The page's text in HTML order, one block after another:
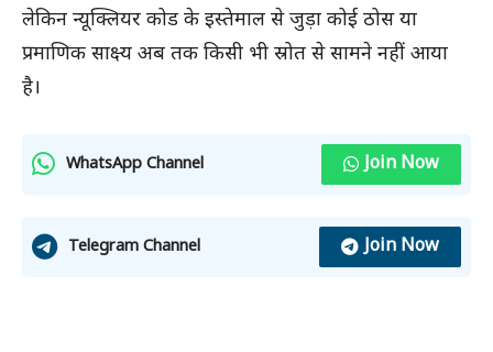
लेकिन न्यूक्लियर कोड के इस्तेमाल से जुड़ा कोई ठोस या
प्रमाणिक साक्ष्य अब तक किसी भी स्रोत से सामने नहीं आया
है।
WhatsApp Channel Join Now
Telegram Channel Join Now